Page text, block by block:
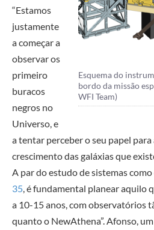
Esquema do
bordo da missão
WFI Team)
“Estamos
justamente
a começar a
observar os
primeiro
buracos
negros no
Universo, e
a tentar perceber o seu papel para
crescimento das galáxias que
A par do estudo de sistemas como
35, é fundamental planear aquilo
a 10-15 anos, com observatórios
quanto o NewAthena”. Afonso,